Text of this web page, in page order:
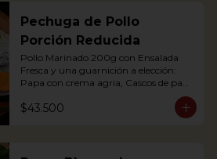
with a fresh salad.
Pechuga de Pollo
Porción Reducida
Pollo Marinado 200g con Ensalada
Fresca y una guarnición a elección:
Papa con crema agria, Cascos de papa
quesito, Palitos de Yuca, Puré de papa
y arracacha. (Foto Porción Completa)
$43.500